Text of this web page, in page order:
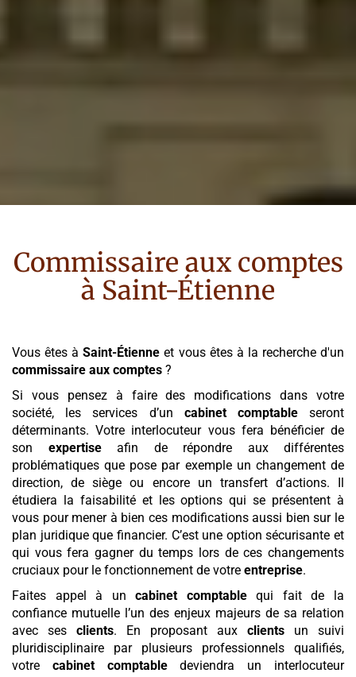
Commissaire aux comptes
à Saint-Étienne
Vous êtes àSaint-Étienne et vous êtes à la recherche d'un
commissaire aux comptes ?
Si vous pensez à faire des modifications dans votre
société, les services d’un cabinet comptableseront
déterminants. Votre interlocuteur vous fera bénéficier de
son expertiseafin de répondre aux différentes
problématiques que pose par exemple un changement de
direction, de siège ou encore un transfert d’actions. Il
étudiera la faisabilité et les options qui se présentent à
vous pour mener à bien ces modifications aussi bien sur le
plan juridique que financier. C’est une option sécurisante et
qui vous fera gagner du temps lors de ces changements
cruciaux pour le fonctionnement de votre entreprise.
Faites appel à uncabinet comptablequi fait de la
confiance mutuelle l’un des enjeux majeurs de sa relation
avec ses clients. En proposant aux clients un suivi
pluridisciplinaire par plusieurs professionnels qualifiés,
votre cabinet comptabledeviendra un interlocuteur